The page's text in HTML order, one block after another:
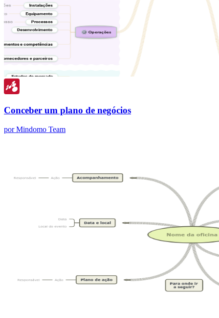
Conceber um plano de negócios
por Mindomo Team